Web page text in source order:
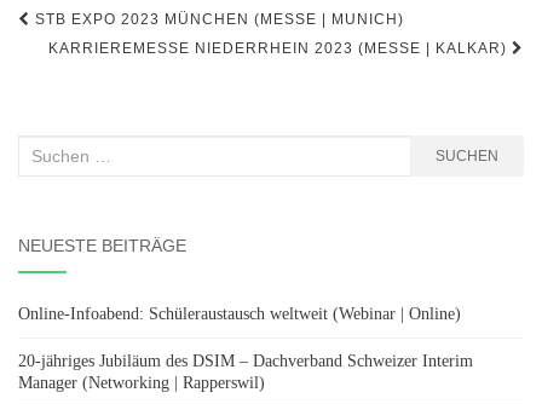
Beitragsnavigation
STB EXPO 2023 MÜNCHEN (MESSE | MUNICH)
KARRIEREMESSE NIEDERRHEIN 2023 (MESSE | KALKAR)
Suchen
SUCHEN
NEUESTE BEITRÄGE
Online-Infoabend: Schüleraustausch weltweit (Webinar | Online)
20-jähriges Jubiläum des DSIM – Dachverband Schweizer Interim
Manager (Networking | Rapperswil)